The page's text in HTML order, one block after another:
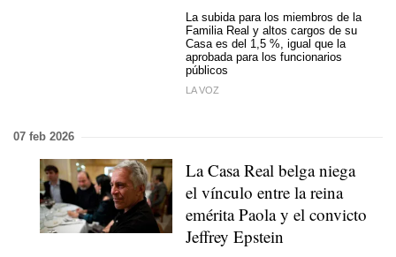
La subida para los miembros de la
Familia Real y altos cargos de su
Casa es del 1,5 %, igual que la
aprobada para los funcionarios
públicos
LA VOZ
07 feb 2026
La Casa Real belga niega
el vínculo entre la reina
emérita Paola y el convicto
Jeffrey Epstein